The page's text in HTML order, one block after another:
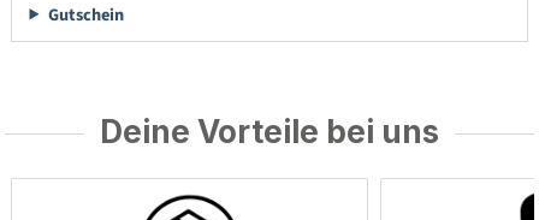
Gutschein
Deine Vorteile bei uns